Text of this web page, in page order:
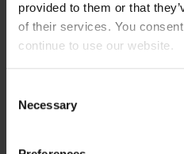
provided to them or that
of their services. You
continue to use our website.
Selection
Necessary
en bedre forståelse af,
en barndomsklassiker,
forskerne med at opdage
screeningsværktøjer til at